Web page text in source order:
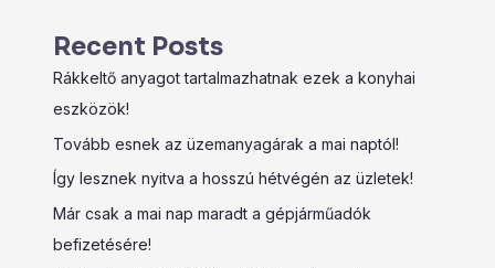
Recent Posts
Rákkeltő anyagot tartalmazhatnak ezek a konyhai
eszközök!
Tovább esnek az üzemanyagárak a mai naptól!
Így lesznek nyitva a hosszú hétvégén az üzletek!
Már csak a mai nap maradt a gépjárműadók
befizetésére!